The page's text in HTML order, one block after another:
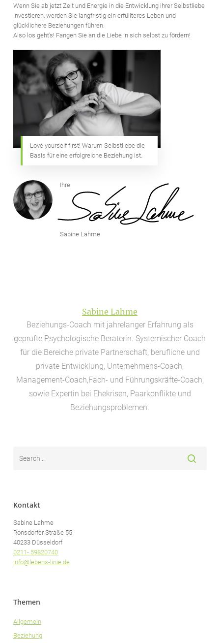
Wenn Sie ab jetzt Zeit und Energie in die Entwicklung ihrer Selbstliebe
investieren, werden Sie langfristig ein erfüllteres Leben und
glücklichere Beziehungen führen.
Also los geht’s! Fangen Sie an die Liebe in sich selbst zu fördern!
Love yourself first! Warum Selbstliebe die
Basis für eine erfolgreiche Beziehung ist.
Ihre
Sabine Lahme
Sabine Lahme
Beziehungs-Coach mit jahrelanger Erfahrung als
geprüfte Psychologische Beraterin. Systemischer Coach
für die Bereiche private Partnerschaft, berufliche und
private Entwicklung, Unternehmens-Coach,
Management-Coach,Fach- und Führungskräfte-Coach,
sowie Expertin bei Ehekrisen, Paarkonflikte und
Beziehungsproblemen.
Kontakt
Sabine Lahme
Ronsdorfer Straße 55
40233 Düsseldorf
0211- 59820740
info@lebens-linie.de
Themen
Allgemein
Beziehung